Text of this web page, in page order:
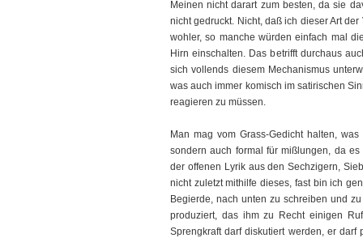
Meinen nicht darart zum besten, da sie
nicht gedruckt. Nicht, daß ich dieser Art der
wohler, so manche würden einfach mal
Hirn einschalten. Das betrifft durchaus
sich vollends diesem Mechanismus
was auch immer komisch im satirischen
reagieren zu müssen.
Man mag vom Grass-Gedicht halten,
sondern auch formal für mißlungen, da
der offenen Lyrik aus den Sechzigern,
nicht zuletzt mithilfe dieses, fast bin ich
Begierde, nach unten zu schreiben und
produziert, das ihm zu Recht einigen
Sprengkraft darf diskutiert werden, er